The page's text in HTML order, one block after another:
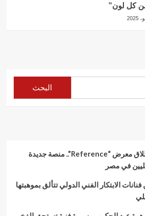
كل لون”
البحث
آلاء الرفاعي تعلن انطلاق معرض “Reference”.. منصة جديدة
في مصر
الابتكار الفني الدولي تتألق بموهبتها